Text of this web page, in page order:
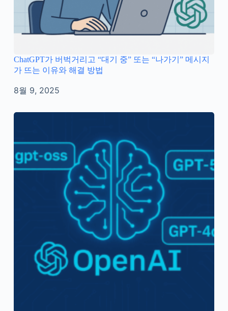
ChatGPT가 버벅거리고 “대기 중” 또는 “나가기” 메시지
가 뜨는 이유와 해결 방법
8월 9, 2025